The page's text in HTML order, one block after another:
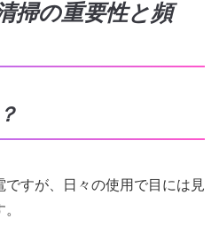
掃の重要性と頻
すが、日々の使用で目には見